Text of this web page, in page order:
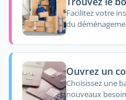
Facilitez votre
du
Ouvrez un
Choisissez une
nouveaux